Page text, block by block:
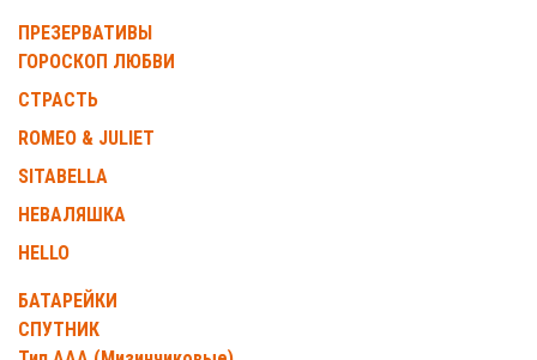
ПРЕЗЕРВАТИВЫ
ГОРОСКОП ЛЮБВИ
СТРАСТЬ
ROMEO & JULIET
SITABELLA
НЕВАЛЯШКА
HELLO
БАТАРЕЙКИ
СПУТНИК